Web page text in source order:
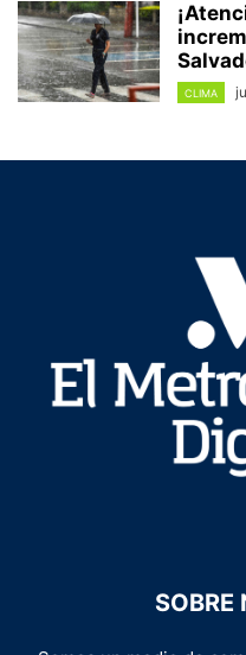
CLIMA
SOBRE